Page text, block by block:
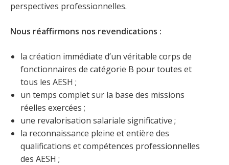
perspectives professionnelles.
Nous réaffirmons nos revendications :
la création immédiate d’un véritable corps de
fonctionnaires de catégorie B pour toutes et
tous les AESH ;
un temps complet sur la base des missions
réelles exercées ;
une revalorisation salariale significative ;
la reconnaissance pleine et entière des
qualifications et compétences professionnelles
des AESH ;